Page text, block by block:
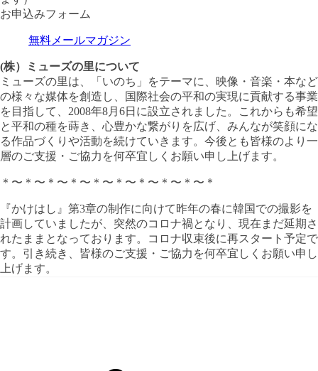
お申込みフォーム
無料メールマガジン
(株）ミューズの里について
ミューズの里は、「いのち」をテーマに、映像・音楽・本など
の様々な媒体を創造し、国際社会の平和の実現に貢献する事業
を目指して、2008年8月6日に設立されました。これからも希望
と平和の種を蒔き、心豊かな繋がりを広げ、みんなが笑顔にな
る作品づくりや活動を続けていきます。今後とも皆様のより一
層のご支援・ご協力を何卒宜しくお願い申し上げます。
＊〜＊〜＊〜＊〜＊〜＊〜＊〜＊〜＊〜＊
『かけはし』第3章の制作に向けて昨年の春に韓国での撮影を
計画していましたが、突然のコロナ禍となり、現在まだ延期さ
れたままとなっております。コロナ収束後に再スタート予定で
す。引き続き、皆様のご支援・ご協力を何卒宜しくお願い申し
上げます。